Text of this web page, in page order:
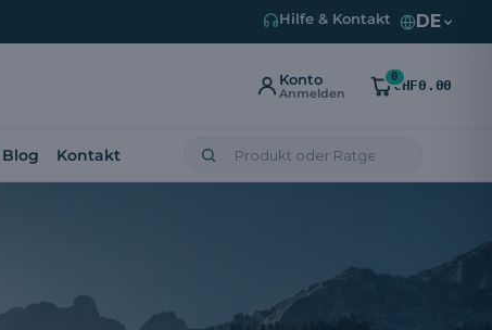
Hilfe & Kontakt DE
Konto
Anmelden
0
CHF0.00
Blog Kontakt